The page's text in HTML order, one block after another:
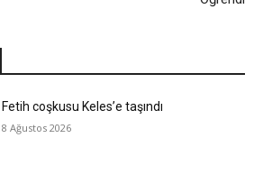
Fetih coşkusu Keles’e taşındı
8 Ağustos 2026